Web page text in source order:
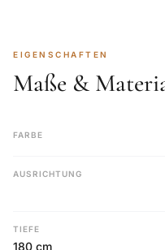
EIGENSCHAFTEN
Maße &
FARBE
AUSRICHTUNG
TIEFE
180 cm